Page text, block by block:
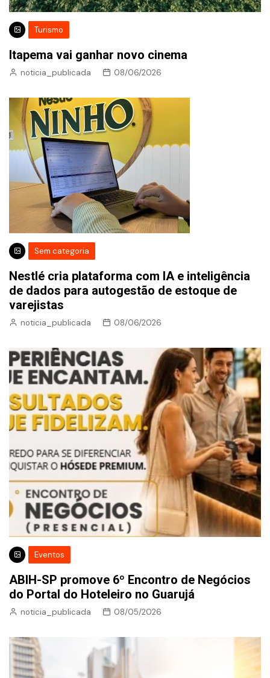
Turismo
Itapema vai ganhar novo cinema
noticia_publicada 08/06/2026
Sem categoria
Nestlé cria plataforma com IA e inteligência
de dados para autogestão de estoque de
varejistas
noticia_publicada 08/06/2026
Eventos
ABIH-SP promove 6º Encontro de Negócios
do Portal do Hoteleiro no Guarujá
noticia_publicada 08/05/2026